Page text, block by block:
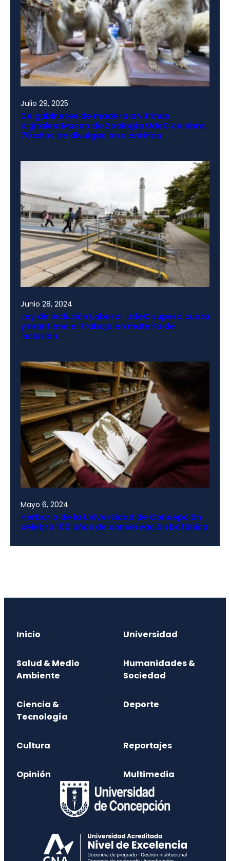
Julio 29, 2025
De gabinetes de madera a vitrinas
digitales: Museo de Zoología UdeC celebra
70 años de divulgación científica
Junio 28, 2024
Ley de Inclusión Laboral: UdeC supera cuota
y mantiene el trabajo en materia de
inclusión
Mayo 6, 2024
Herbario de la Universidad de Concepción
celebra 100 años de conservación botánica
Inicio Universidad
Salud & Medio
Ambiente
Humanidades &
Sociedad
Ciencia &
Tecnología
Deporte
Cultura Reportajes
Opinión Multimedia